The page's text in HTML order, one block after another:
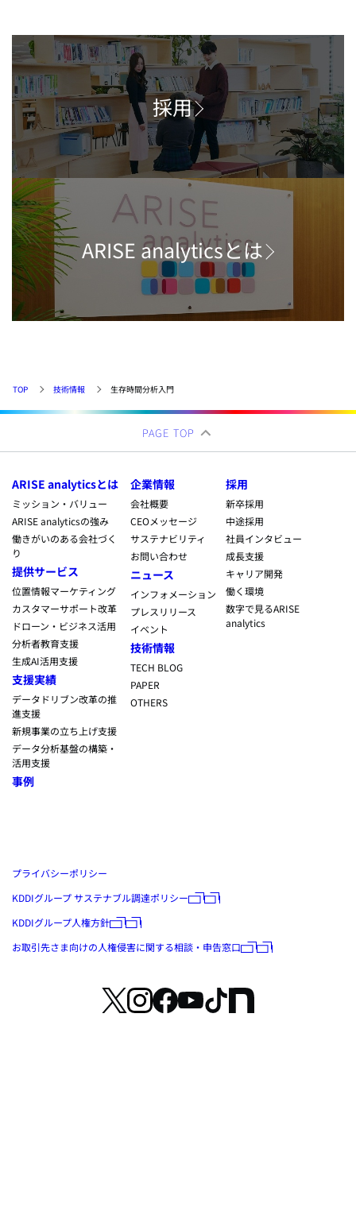
採用
ARISE analyticsとは
TOP 技術情報 生存時間分析入門
PAGE TOP
プライバシーポリシー
KDDIグループ サステナブル調達ポリシー
KDDIグループ人権方針
お取引先さま向けの人権侵害に関する相談・申告窓口
ARISE analyticsとは
ミッション・バリュー
ARISE analyticsの強み
働きがいのある会社づく
り
提供サービス
位置情報マーケティング
カスタマーサポート改革
ドローン・ビジネス活用
分析者教育支援
生成AI活用支援
支援実績
データドリブン改革の推
進支援
新規事業の立ち上げ支援
データ分析基盤の構築・
活用支援
事例
企業情報
会社概要
CEOメッセージ
サステナビリティ
お問い合わせ
ニュース
インフォメーション
プレスリリース
イベント
技術情報
TECH BLOG
PAPER
OTHERS
採用
新卒採用
中途採用
社員インタビュー
成長支援
キャリア開発
働く環境
数字で見るARISE
analytics